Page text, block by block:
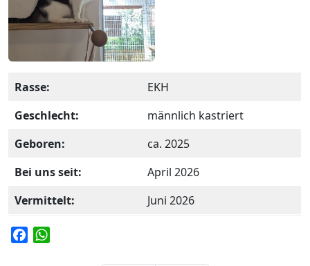
Rasse:
EKH
Geschlecht:
männlich kastriert
Geboren:
ca. 2025
Bei uns seit:
April 2026
Vermittelt:
Juni 2026